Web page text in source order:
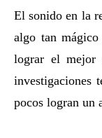
El sonido en la
algo tan
lograr el mejor
investigaciones
pocos logran un